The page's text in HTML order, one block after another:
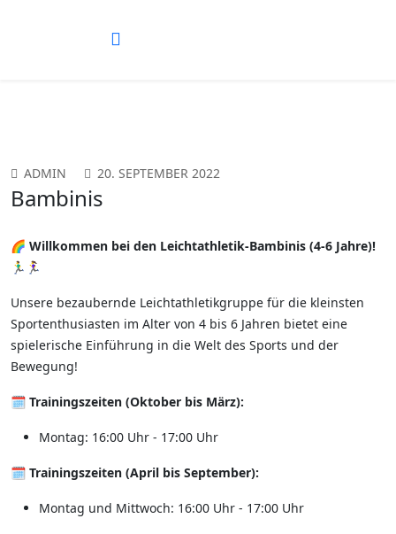
ADMIN 20. SEPTEMBER 2022
Bambinis
🌈 Willkommen bei den Leichtathletik-Bambinis (4-6 Jahre)!
🏃‍♂️🏃‍♀️
Unsere bezaubernde Leichtathletikgruppe für die kleinsten
Sportenthusiasten im Alter von 4 bis 6 Jahren bietet eine
spielerische Einführung in die Welt des Sports und der
Bewegung!
🗓️ Trainingszeiten (Oktober bis März):
Montag: 16:00 Uhr - 17:00 Uhr
🗓️ Trainingszeiten (April bis September):
Montag und Mittwoch: 16:00 Uhr - 17:00 Uhr